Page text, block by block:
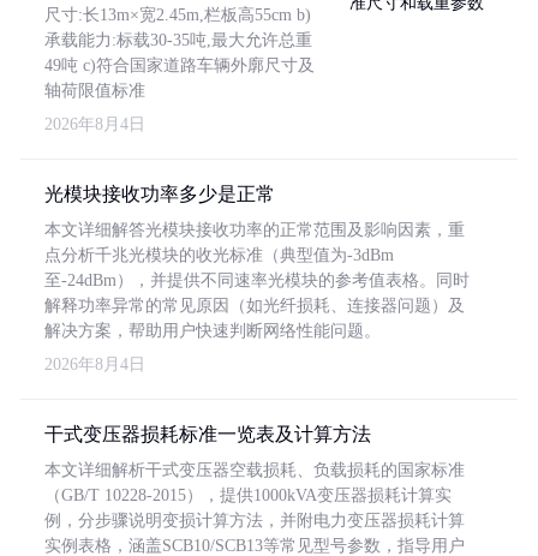
尺寸:长13m×宽2.45m,栏板高55cm b)
承载能力:标载30-35吨,最大允许总重
49吨 c)符合国家道路车辆外廓尺寸及
轴荷限值标准
2026年8月4日
光模块接收功率多少是正常
本文详细解答光模块接收功率的正常范围及影响因素，重
点分析千兆光模块的收光标准（典型值为-3dBm
至-24dBm），并提供不同速率光模块的参考值表格。同时
解释功率异常的常见原因（如光纤损耗、连接器问题）及
解决方案，帮助用户快速判断网络性能问题。
2026年8月4日
干式变压器损耗标准一览表及计算方法
本文详细解析干式变压器空载损耗、负载损耗的国家标准
（GB/T 10228-2015），提供1000kVA变压器损耗计算实
例，分步骤说明变损计算方法，并附电力变压器损耗计算
实例表格，涵盖SCB10/SCB13等常见型号参数，指导用户